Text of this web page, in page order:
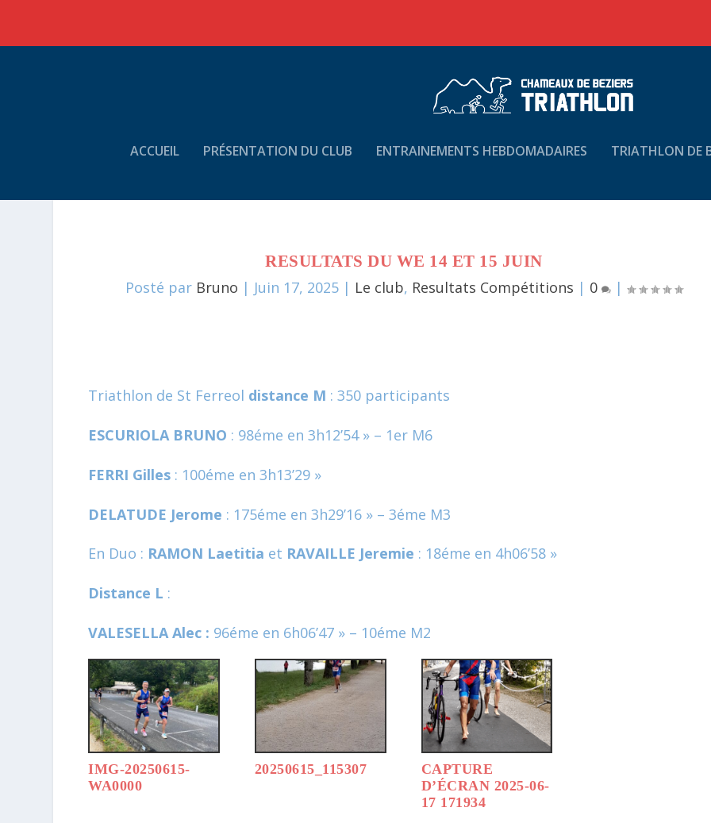
ACCUEIL PRÉSENTATION DU CLUB ENTRAINEMENTS HEBDOMADAIRES TRIATHLON DE
RESULTATS DU WE 14 ET 15 JUIN
Posté par Bruno | Juin 17, 2025| Le club, Resultats Compétitions | 0 |
Triathlon de St Ferreol distance M : 350 participants
ESCURIOLA BRUNO : 98éme en 3h12’54 » – 1er M6
FERRI Gilles : 100éme en 3h13’29 »
DELATUDE Jerome : 175éme en 3h29’16 » – 3éme M3
En Duo : RAMON Laetitia et RAVAILLE Jeremie : 18éme en 4h06’58 »
Distance L :
VALESELLA Alec : 96éme en 6h06’47 » – 10éme M2
IMG-20250615-
WA0000
20250615_115307
CAPTURE
D’ÉCRAN 2025-06-
17 171934